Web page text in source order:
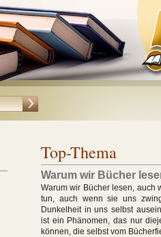
Top-Thema
Warum wir Bücher
Warum wir Bücher lesen, auch
tun, auch wenn sie uns
Dunkelheit in uns selbst
ist ein Phänomen, das nur
können, die selbst vom